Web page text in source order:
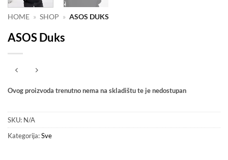
HOME » SHOP » ASOS DUKS
ASOS Duks
Ovog proizvoda trenutno nema na skladištu te je nedostupan
SKU: N/A
Kategorija:Sve